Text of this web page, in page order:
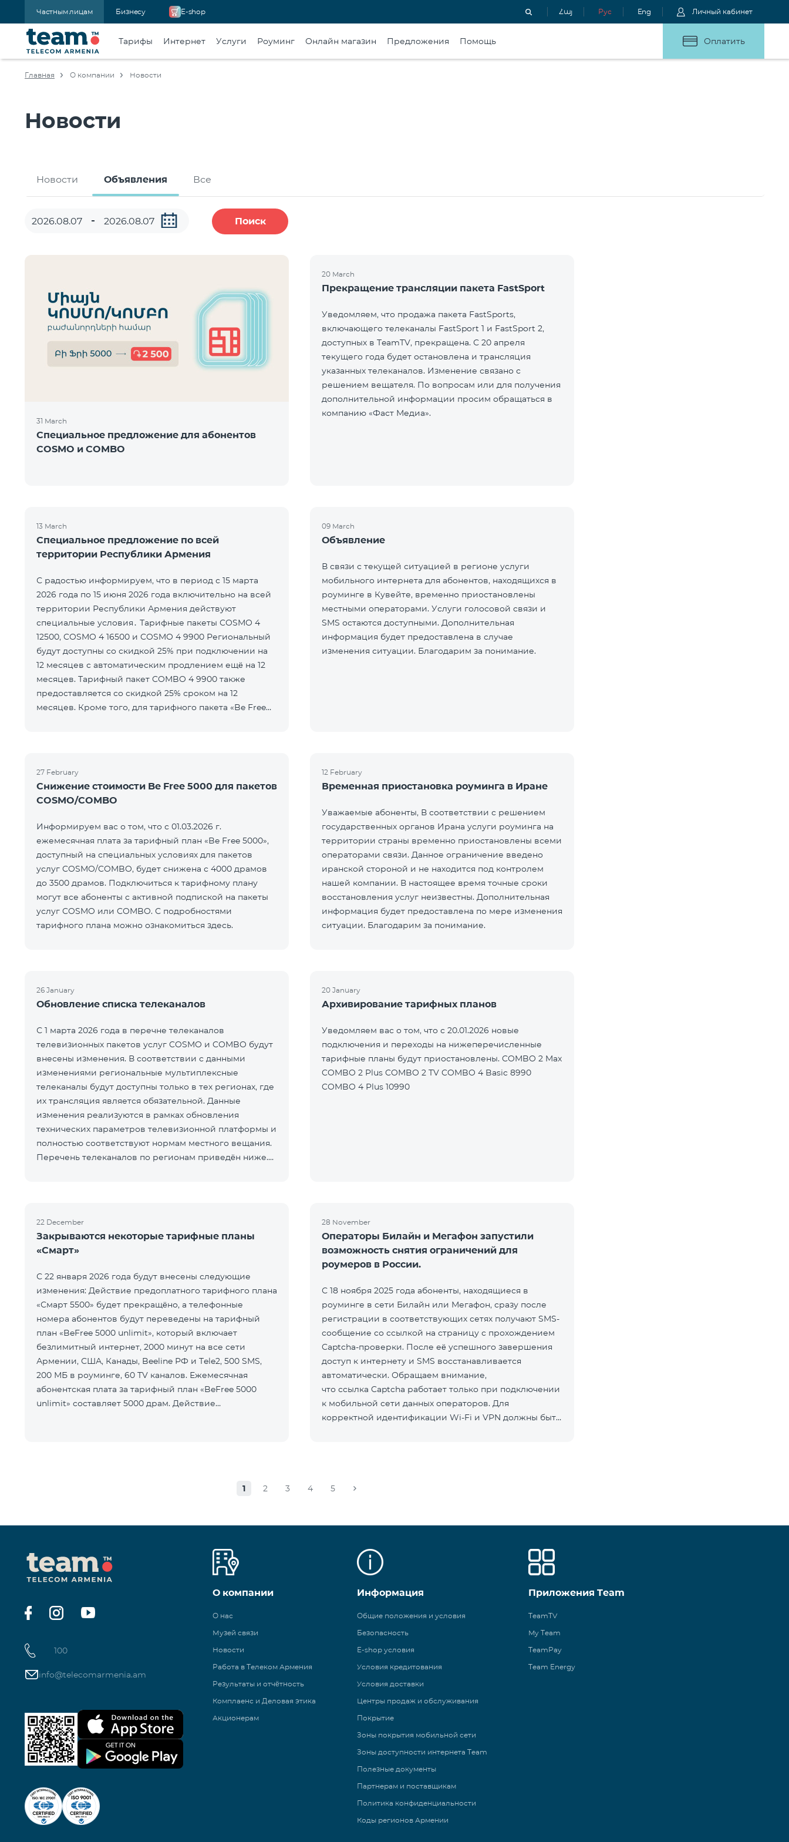
Частным лицам Бизнесу E-shop Հայ Рус Eng Личный кабинет
Тарифы Интернет Услуги Роуминг Онлайн магазин Предложения Помощь Оплатить
Главная О компании Новости
Новости
Новости Объявления Все
Поиск
31 March
Специальное предложение для абонентов
COSMO и COMBO
20 March
Прекращение трансляции пакета FastSport
Уведомляем, что продажа пакета FastSports,
включающего телеканалы FastSport 1 и FastSport 2,
доступных в TeamTV, прекращена. С 20 апреля
текущего года будет остановлена и трансляция
указанных телеканалов. Изменение связано с
решением вещателя. По вопросам или для получения
дополнительной информации просим обращаться в
компанию «Фаст Медиа».
13 March
Специальное предложение по всей
территории Республики Армения
С радостью информируем, что в период с 15 марта
2026 года по 15 июня 2026 года включительно на всей
территории Республики Армения действуют
специальные условия․ Тарифные пакеты COSMO 4
12500, COSMO 4 16500 и COSMO 4 9900 Региональный
будут доступны со скидкой 25% при подключении на
12 месяцев с автоматическим продлением ещё на 12
месяцев. Тарифный пакет COMBO 4 9900 также
предоставляется со скидкой 25% сроком на 12
месяцев. Кроме того, для тарифного пакета «Be Free
09 March
Объявление
В связи с текущей ситуацией в регионе услуги
мобильного интернета для абонентов, находящихся в
роуминге в Кувейте, временно приостановлены
местными операторами. Услуги голосовой связи и
SMS остаются доступными. Дополнительная
информация будет предоставлена в случае
изменения ситуации. Благодарим за понимание.
27 February
Снижение стоимости Be Free 5000 для пакетов
COSMO/COMBO
Информируем вас о том, что с 01.03.2026 г.
ежемесячная плата за тарифный план «Be Free 5000»,
доступный на специальных условиях для пакетов
услуг COSMO/COMBO, будет снижена с 4000 драмов
до 3500 драмов. Подключиться к тарифному плану
могут все абоненты с активной подпиской на пакеты
услуг COSMO или COMBO. С подробностями
тарифного плана можно ознакомиться здесь.
12 February
Временная приостановка роуминга в Иране
Уважаемые абоненты, В соответствии с решением
государственных органов Ирана услуги роуминга на
территории страны временно приостановлены всеми
операторами связи. Данное ограничение введено
иранской стороной и не находится под контролем
нашей компании. В настоящее время точные сроки
восстановления услуг неизвестны. Дополнительная
информация будет предоставлена по мере изменения
ситуации. Благодарим за понимание.
26 January
Обновление списка телеканалов
С 1 марта 2026 года в перечне телеканалов
телевизионных пакетов услуг COSMO и COMBO будут
внесены изменения. В соответствии с данными
изменениями региональные мультиплексные
телеканалы будут доступны только в тех регионах, где
их трансляция является обязательной. Данные
изменения реализуются в рамках обновления
технических параметров телевизионной платформы и
полностью соответствуют нормам местного вещания.
Перечень телеканалов по регионам приведён ниже.
20 January
Архивирование тарифных планов
Уведомляем вас о том, что с 20.01.2026 новые
подключения и переходы на нижеперечисленные
тарифные планы будут приостановлены. COMBO 2 Max
COMBO 2 Plus COMBO 2 TV COMBO 4 Basic 8990
COMBO 4 Plus 10990
22 December
Закрываются некоторые тарифные планы
«Смарт»
С 22 января 2026 года будут внесены следующие
изменения: Действие предоплатного тарифного плана
«Смарт 5500» будет прекращёно, а телефонные
номера абонентов будут переведены на тарифный
план «BeFree 5000 unlimit», который включает
безлимитный интернет, 2000 минут на все сети
Армении, США, Канады, Beeline РФ и Tele2, 500 SMS,
200 МБ в роуминге, 60 TV каналов. Ежемесячная
абонентская плата за тарифный план «BeFree 5000
unlimit» составляет 5000 драм. Действие
28 November
Операторы Билайн и Мегафон запустили
возможность снятия ограничений для
роумеров в России.
С 18 ноября 2025 года абоненты, находящиеся в
роуминге в сети Билайн или Мегафон, сразу после
регистрации в соответствующих сетях получают SMS-
сообщение со ссылкой на страницу с прохождением
Captcha-проверки. После её успешного завершения
доступ к интернету и SMS восстанавливается
автоматически. Обращаем внимание,
что ссылка Captcha работает только при подключении
к мобильной сети данных операторов. Для
корректной идентификации Wi-Fi и VPN должны быть
1 2 3 4 5
100
info@telecomarmenia.am
О компании
О нас
Музей связи
Новости
Работа в Телеком Армения
Результаты и отчётность
Комплаенс и Деловая этика
Акционерам
Информация
Общие положения и условия
Безопасность
E-shop условия
Условия кредитования
Условия доставки
Центры продаж и обслуживания
Покрытие
Зоны покрытия мобильной сети
Зоны доступности интернета Team
Полезные документы
Партнерам и поставщикам
Политика конфиденциальности
Коды регионов Армении
Приложения Team
TeamTV
My Team
TeamPay
Team Energy